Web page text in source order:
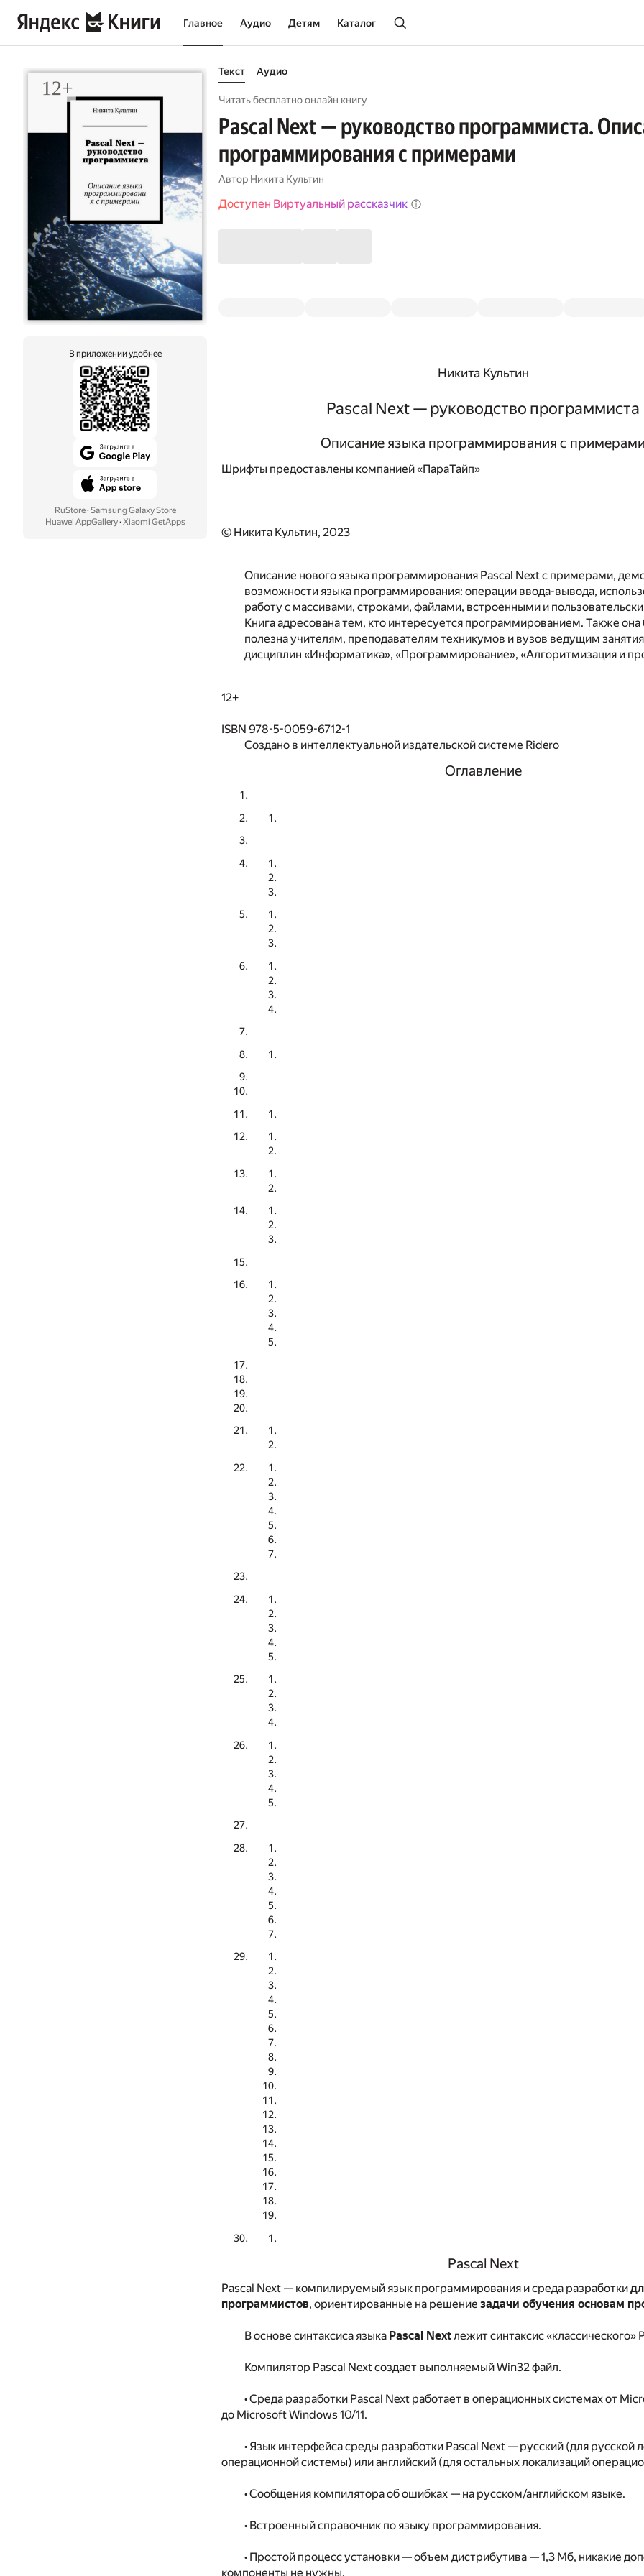
Главное Аудио Детям Каталог
В приложении удобнее
RuStore· Samsung Galaxy Store
Huawei AppGallery· Xiaomi GetApps
Текст Аудио
Читать бесплатно онлайн книгу
Pascal Next — руководство программиста.
программирования с примерами
Автор Никита Культин
Доступен Виртуальный рассказчик
Никита Культин
Pascal Next — руководство программиста
Описание языка программирования с примерами
Шрифты предоставлены компанией «ПараТайп»
© Никита Культин, 2023
Описание нового языка программирования Pascal Next с примерами,
возможности языка программирования: операции ввода-вывода,
работу с массивами, строками, файлами, встроенными и
Книга адресована тем, кто интересуется программированием. Также она
полезна учителям, преподавателям техникумов и вузов ведущим
дисциплин «Информатика», «Программирование», «Алгоритмизация и
12+
ISBN 978-5-0059-6712-1
Создано в интеллектуальной издательской системе Ridero
Оглавление
Pascal Next
Pascal Next — компилируемый язык программирования и среда разработки
программистов, ориентированные на решение задачи обучения основам
В основе синтаксиса языка Pascal Nextлежит синтаксис «классического»
Компилятор Pascal Next создает выполняемый Win32 файл.
• Среда разработки Pascal Next работает в операционных системах от
до Microsoft Windows 10/11.
• Язык интерфейса среды разработки Pascal Next — русский (для русской
операционной системы) или английский (для остальных локализаций
• Сообщения компилятора об ошибках — на русском/английском языке.
• Встроенный справочник по языку программирования.
• Простой процесс установки — объем дистрибутива — 1,3 Мб, никакие
компоненты не нужны.